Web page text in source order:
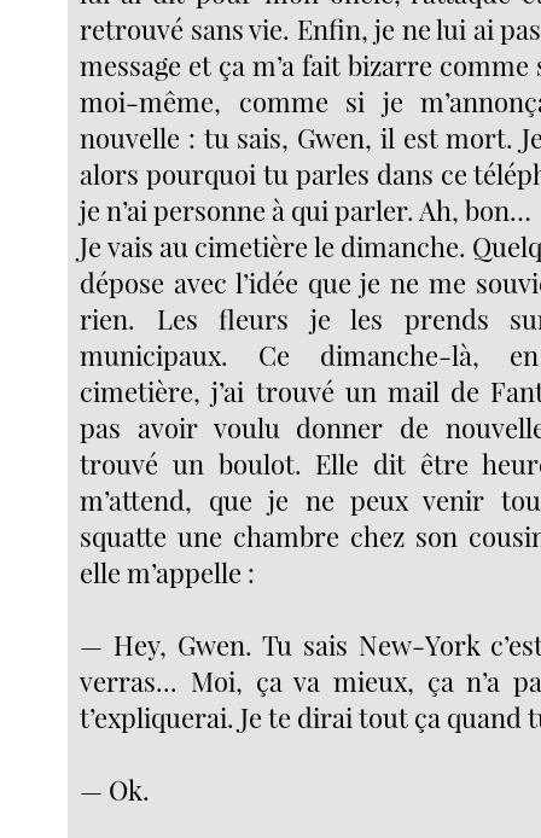
retrouvé sans vie. Enfin, je ne lui ai
message et ça m’a fait bizarre
moi-même, comme si je
nouvelle : tu sais, Gwen, il est mort.
alors pourquoi tu parles dans ce
je n’ai personne à qui parler. Ah, bon…
Je vais au cimetière le dimanche.
dépose avec l’idée que je ne me
rien. Les fleurs je les prends
municipaux. Ce dimanche-là,
cimetière, j’ai trouvé un mail de
pas avoir voulu donner de
trouvé un boulot. Elle dit être
m’attend, que je ne peux venir
squatte une chambre chez son
elle m’appelle :
— Hey, Gwen. Tu sais New-York
verras... Moi, ça va mieux, ça n’a
t’expliquerai. Je te dirai tout ça quand
— Ok.